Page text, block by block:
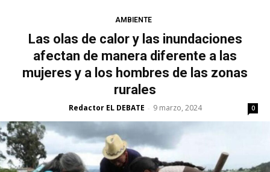
AMBIENTE
Las olas de calor y las inundaciones
afectan de manera diferente a las
mujeres y a los hombres de las zonas
rurales
Redactor EL DEBATE - 9 marzo, 2024 0